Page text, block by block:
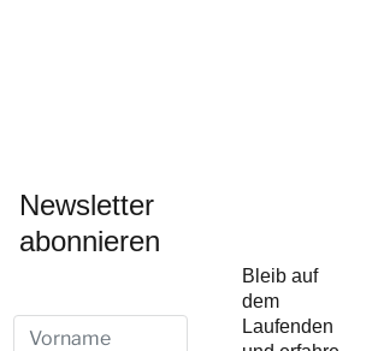
Newsletter
abonnieren
Bleib auf
dem
Laufenden